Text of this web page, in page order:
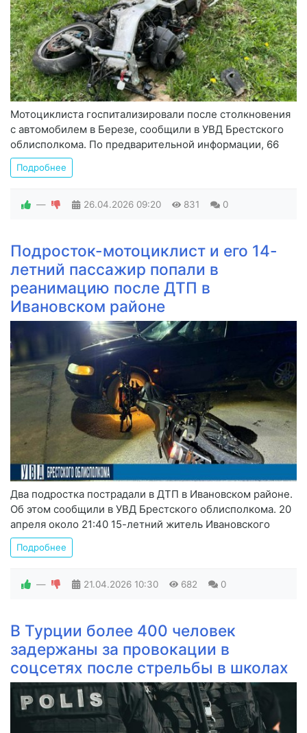
Мотоциклиста госпитализировали после столкновения
с автомобилем в Березе, сообщили в УВД Брестского
облисполкома. По предварительной информации, 66
Подробнее
— 26.04.2026 09:20 831 0
Подросток-мотоциклист и его 14-
летний пассажир попали в
реанимацию после ДТП в
Ивановском районе
Два подростка пострадали в ДТП в Ивановском районе.
Об этом сообщили в УВД Брестского облисполкома. 20
апреля около 21:40 15-летний житель Ивановского
Подробнее
— 21.04.2026 10:30 682 0
В Турции более 400 человек
задержаны за провокации в
соцсетях после стрельбы в школах